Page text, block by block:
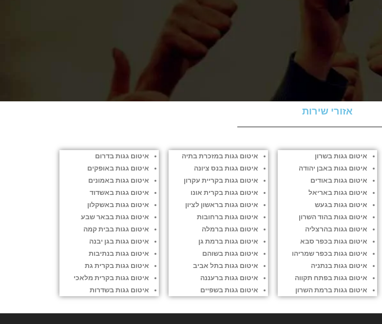
שירות מעולה ממליצה בחום! טיפל בדליפה מהגג נקודתית ובמחיר הוגן מאוד.
עלמה
תל אביב
אזורי שירות
איטום גגות בשרון
איטום גגות באבן יהודה
איטום גגות באודים
איטום גגות באריאל
איטום גגות בגעש
איטום גגות בהוד השרון
איטום גגות בהרצליה
איטום גגות בכפר סבא
איטום גגות בכפר שמריהו
איטום גגות בנתניה
איטום גגות בפתח תקווה
איטום גגות ברמת השרון
איטום גגות במזכרת בתיה
איטום גגות בנס ציונה
איטום גגות בקריית עקרון
איטום גגות בקרית אונו
איטום גגות בראשון לציון
איטום גגות ברחובות
איטום גגות ברמלה
איטום גגות ברמת גן
איטום גגות בשוהם
איטום גגות בתל אביב
איטום גגות ברעננה
איטום גגות בשפיים
איטום גגות בדרום
איטום גגות באופקים
איטום גגות באמונים
איטום גגות באשדוד
איטום גגות באשקלון
איטום גגות בבאר שבע
איטום גגות בבית קמה
איטום גגות בגן יבנה
איטום גגות בנתיבות
איטום גגות בקרית גת
איטום גגות בקרית מלאכי
איטום גגות בשדרות